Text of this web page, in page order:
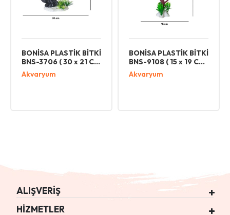
BİTKİ
x 21 CM
BONİSA PLASTİK BİTKİ
BNS-9108 ( 15 x 19 CM
BONİSA
BNS-3707 ( 26
ALIŞVERİŞ
HİZMETLER